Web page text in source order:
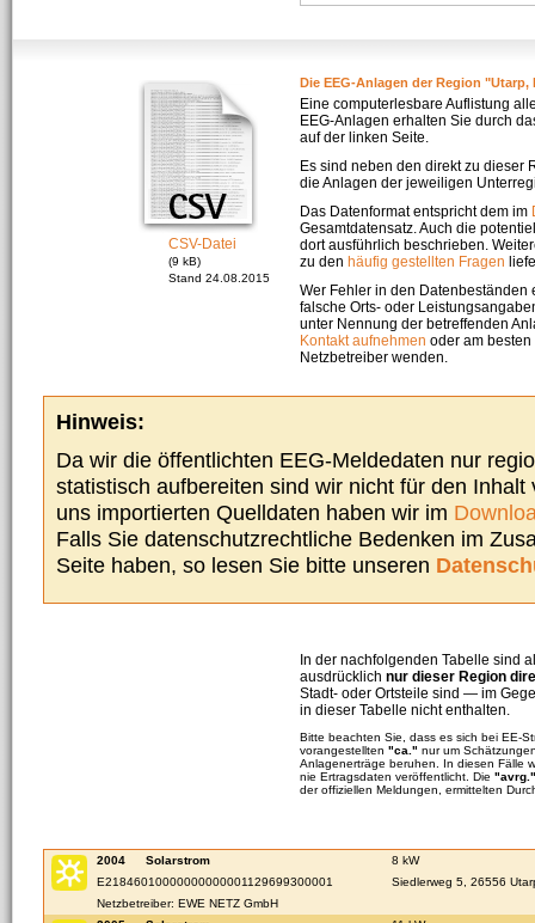
CSV-Datei
(9 kB)
Stand 24.08.2015
Die EEG-Anlagen der Region "Utarp,
Eine computerlesbare Auflistung
EEG-Anlagen erhalten Sie durch
auf der linken Seite.
Es sind neben den direkt zu dieser
die Anlagen der jeweiligen
Das Datenformat entspricht dem im
Gesamtdatensatz. Auch die
dort ausführlich beschrieben.
zu den häufig gestellten Fragen
Wer Fehler in den Datenbeständen
falsche Orts- oder
unter Nennung der betreffenden
Kontakt aufnehmen oder am
Netzbetreiber wenden.
Hinweis:
Da wir die öffentlichten EEG-Meldedaten nur
statistisch aufbereiten sind wir nicht für den Inhalt
uns importierten Quelldaten haben wir im
Falls Sie datenschutzrechtliche Bedenken im
Seite haben, so lesen Sie bitte unseren
In der nachfolgenden Tabelle sind
ausdrücklich nur dieser Region
Stadt- oder Ortsteile sind — im
in dieser Tabelle nicht enthalten.
Bitte beachten Sie, dass es sich bei EE-
vorangestellten "ca." nur um
Anlagenerträge beruhen. In diesen Fälle
nie Ertragsdaten veröffentlicht. Die "avrg."
der offiziellen Meldungen, ermittelten
2004 Solarstrom
8 kW
E21846010000000000001129699300001
Siedlerweg 5, 26556
Netzbetreiber: EWE NETZ GmbH